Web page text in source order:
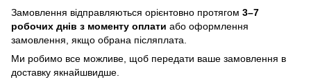
Замовлення відправляються орієнтовно протягом 3–7
робочих днів з моменту оплати або оформлення
замовлення, якщо обрана післяплата.
Ми робимо все можливе, щоб передати ваше замовлення в
доставку якнайшвидше.